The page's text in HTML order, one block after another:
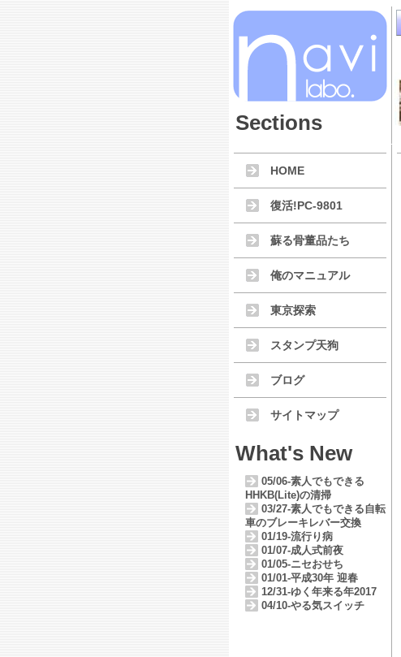
Sections
HOME
復活!PC-9801
蘇る骨董品たち
俺のマニュアル
東京探索
スタンプ天狗
ブログ
サイトマップ
What's New
05/06-素人でもできる
HHKB(Lite)の清掃
03/27-素人でもできる自転
車のブレーキレバー交換
01/19-流行り病
01/07-成人式前夜
01/05-ニセおせち
01/01-平成30年 迎春
12/31-ゆく年来る年2017
04/10-やる気スイッチ